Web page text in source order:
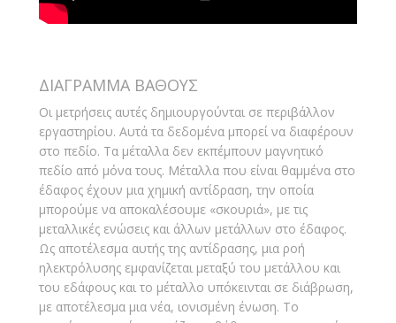
ΔΙΑΓΡΑΜΜΑ ΒΑΘΟΥΣ
Οι μετρήσεις αυτές δημιουργούνται σε περιβάλλον
εργαστηρίου. Αυτά τα δεδομένα μπορεί να διαφέρουν
στο πεδίο. Τα μέταλλα δεν εκπέμπουν μαγνητικό
πεδίο από μόνα τους. Μέταλλα που είναι θαμμένα στο
έδαφος έχουν μια χημική αντίδραση, την οποία
μπορούμε να αποκαλέσουμε «σκουριά», με τις
μεταλλικές ενώσεις και άλλων μετάλλων στο έδαφος.
Ως αποτέλεσμα αυτής της αντίδρασης, μια ροή
ηλεκτρόλυσης εμφανίζεται μεταξύ του μετάλλου και
του εδάφους και το μέταλλο υπόκεινται σε διάβρωση,
με αποτέλεσμα μια νέα, ιονισμένη ένωση. Το